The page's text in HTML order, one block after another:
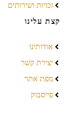
זכויות ושירותים
קצת עלינו
אודותינו
יצירת קשר
מפת אתר
פייסבוק